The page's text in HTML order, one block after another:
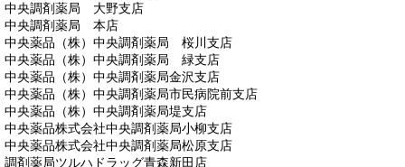
中央調剤薬局 大野支店
中央調剤薬局 本店
中央薬品（株）中央調剤薬局 桜川支店
中央薬品（株）中央調剤薬局 緑支店
中央薬品（株）中央調剤薬局金沢支店
中央薬品（株）中央調剤薬局市民病院前支店
中央薬品（株）中央調剤薬局堤支店
中央薬品株式会社中央調剤薬局小柳支店
中央薬品株式会社中央調剤薬局松原支店
調剤薬局ツルハドラッグ青森新田店